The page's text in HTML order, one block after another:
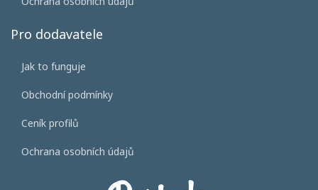
Pro dodavatele
Jak to funguje
Obchodní podmínky
Ceník profilů
Ochrana osobních údajů